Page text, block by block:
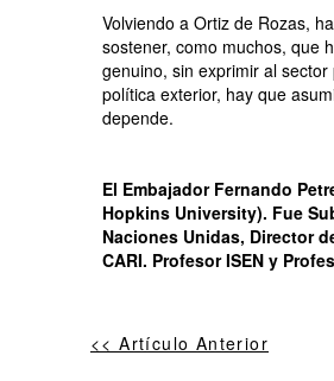
Volviendo a Ortiz de Rozas,
sostener, como muchos, que
genuino, sin exprimir al
política exterior, hay que
depende.
El Embajador Fernando
Hopkins University). Fue
Naciones Unidas, Director
CARI. Profesor ISEN y
<< Artículo Anterior